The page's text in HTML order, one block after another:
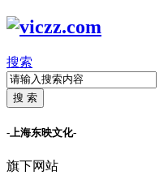
搜索
搜 索
-上海东映文化-
旗下网站